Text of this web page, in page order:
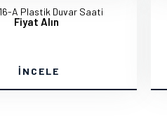
A Plastik Duvar Saati
Fiyat Alın
İNCELE